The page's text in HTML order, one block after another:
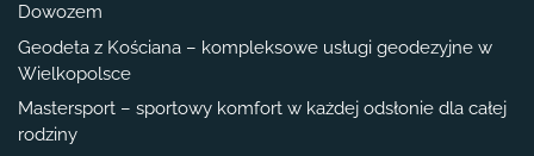
Dowozem
Geodeta z Kościana – kompleksowe usługi geodezyjne w
Wielkopolsce
Mastersport – sportowy komfort w każdej odsłonie dla całej
rodziny